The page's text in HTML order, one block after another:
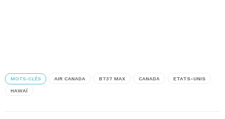
MOTS-CLÉS AIR CANADA B737 MAX CANADA ETATS-UNIS
HAWAÏ